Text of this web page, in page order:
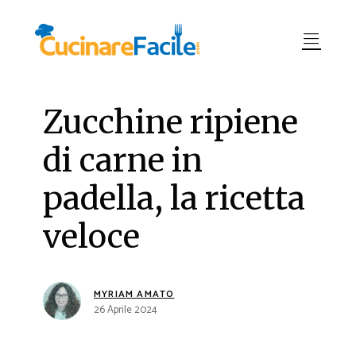
Zucchine ripiene
di carne in
padella, la ricetta
veloce
MYRIAM AMATO
26 Aprile 2024